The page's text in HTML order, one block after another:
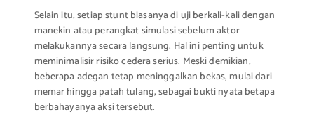
Selain itu, setiap stunt biasanya di uji berkali-kali dengan
manekin atau perangkat simulasi sebelum aktor
melakukannya secara langsung. Hal ini penting untuk
meminimalisir risiko cedera serius. Meski demikian,
beberapa adegan tetap meninggalkan bekas, mulai dari
memar hingga patah tulang, sebagai bukti nyata betapa
berbahayanya aksi tersebut.